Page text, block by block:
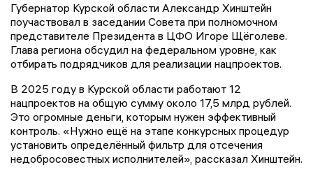
Губернатор Курской области Александр Хинштейн
поучаствовал в заседании Совета при полномочном
представителе Президента в ЦФО Игоре Щёголеве.
Глава региона обсудил на федеральном уровне, как
отбирать подрядчиков для реализации нацпроектов.
В 2025 году в Курской области работают 12
нацпроектов на общую сумму около 17,5 млрд рублей.
Это огромные деньги, которым нужен эффективный
контроль. «Нужно ещё на этапе конкурсных процедур
установить определённый фильтр для отсечения
недобросовестных исполнителей», рассказал Хинштейн.